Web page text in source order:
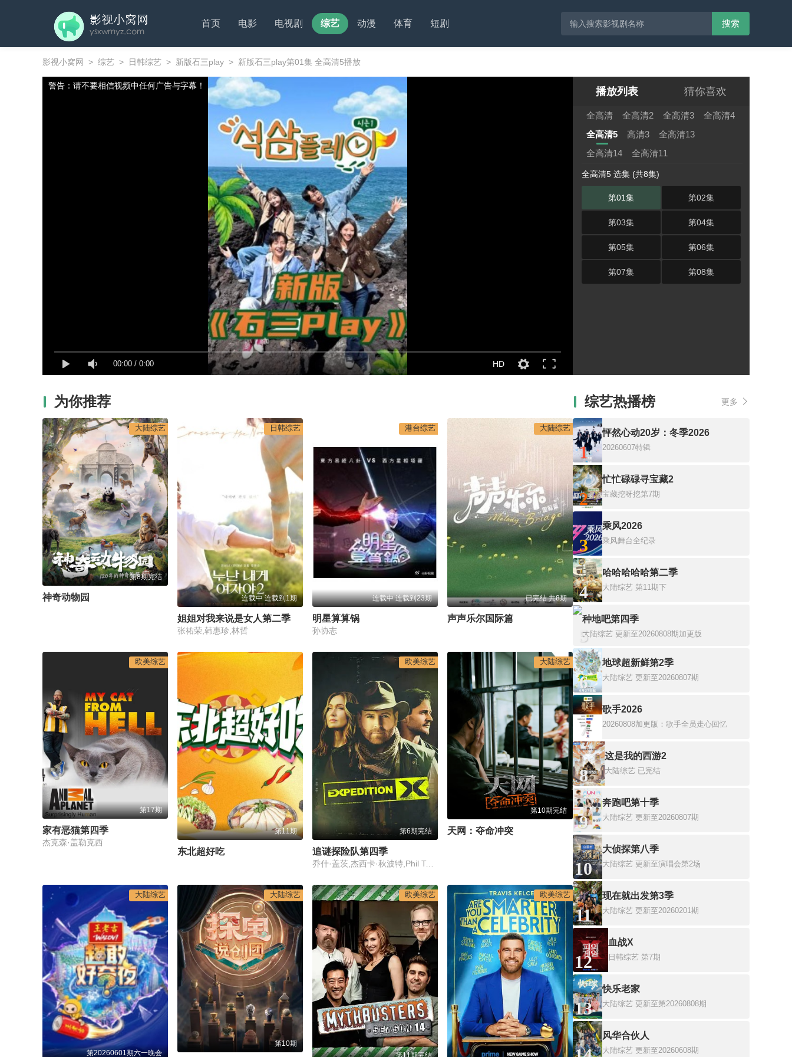
首页 电影 电视剧 综艺 动漫 体育 短剧 搜索
影视小窝网 > 综艺 > 日韩综艺 > 新版石三play > 新版石三play第01集 全高清5播放
00:00 / 0:00 HD
警告：请不要相信视频中任何广告与字幕！ 播放列表 猜你喜欢
全高清 全高清2 全高清3
全高清4
全高清5
高清3
全高清13
全高清14
全高清11
全高清5 选集 (共8集)
第01集 第02集
第03集 第04集
第05集 第06集
第07集 第08集
为你推荐
大陆综艺
第8期完结
神奇动物园
日韩综艺
连载中 连载到1期
姐姐对我来说是女人第二季
张祐荣,韩惠珍,林哲
港台综艺
连载中 连载到23期
明星算算锅
孙协志
大陆综艺
已完结 共8期
声声乐尔国际篇
欧美综艺
第17期
家有恶猫第四季
杰克森·盖勒克西
第11期
东北超好吃
欧美综艺
第6期完结
追谜探险队第四季
乔什·盖茨,杰西卡·秋波特,Phil Torres
大陆综艺
第10期完结
天网：夺命冲突
大陆综艺
第20260601期六一晚会
大陆综艺
第10期
欧美综艺
第11期完结
欧美综艺
综艺热播榜 更多
1
怦然心动20岁：冬季2026
20260607特辑
2
忙忙碌碌寻宝藏2
宝藏挖呀挖第7期
3
乘风2026
乘风舞台全纪录
4
哈哈哈哈哈第二季
大陆综艺 第11期下
5
种地吧第四季
大陆综艺 更新至20260808期加更版
6
地球超新鲜第2季
大陆综艺 更新至20260807期
7
歌手2026
20260808加更版：歌手全员走心回忆
8
这是我的西游2
大陆综艺 已完结
9
奔跑吧第十季
大陆综艺 更新至20260807期
10
大侦探第八季
大陆综艺 更新至演唱会第2场
11
现在就出发第3季
大陆综艺 更新至20260201期
12
血战X
日韩综艺 第7期
13
快乐老家
大陆综艺 更新至第20260808期
风华合伙人
大陆综艺 更新至20260608期